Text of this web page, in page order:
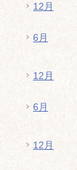
12月
6月
12月
6月
12月